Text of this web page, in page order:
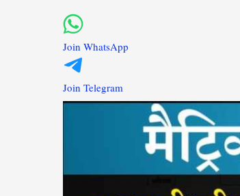
Join WhatsApp
Join Telegram